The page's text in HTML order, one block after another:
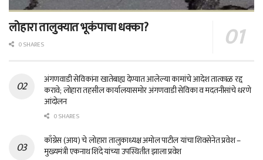
लोहारा तालुक्यात भूकंपाचा धक्का?
0 SHARES
अंगणवाडी सेविकांना खातेबाह्य देण्यात आलेल्या कामांचे आदेश तात्काळ रद्द
करावे; लोहारा तहसील कार्यालयासमोर अंगणवाडी सेविका व मदतनीसांचे धरणे
आंदोलन
0 SHARES
काँग्रेस (आय) चे लोहारा तालुकाध्यक्ष अमोल पाटील यांचा शिवसेनेत प्रवेश –
मुख्यमंत्री एकनाथ शिंदे यांच्या उपस्थितीत झाला प्रवेश